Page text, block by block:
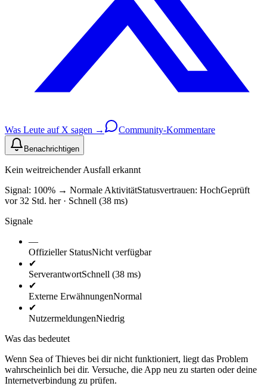
Was Leute auf X sagen → Community-Kommentare
Benachrichtigen
Kein weitreichender Ausfall erkannt
Signal: 100% → Normale AktivitätStatusvertrauen: HochGeprüft
vor 32 Std. her · Schnell (38 ms)
Signale
—
Offizieller StatusNicht verfügbar
✔
ServerantwortSchnell (38 ms)
✔
Externe ErwähnungenNormal
✔
NutzermeldungenNiedrig
Was das bedeutet
Wenn Sea of Thieves bei dir nicht funktioniert, liegt das Problem
wahrscheinlich bei dir. Versuche, die App neu zu starten oder deine
Internetverbindung zu prüfen.